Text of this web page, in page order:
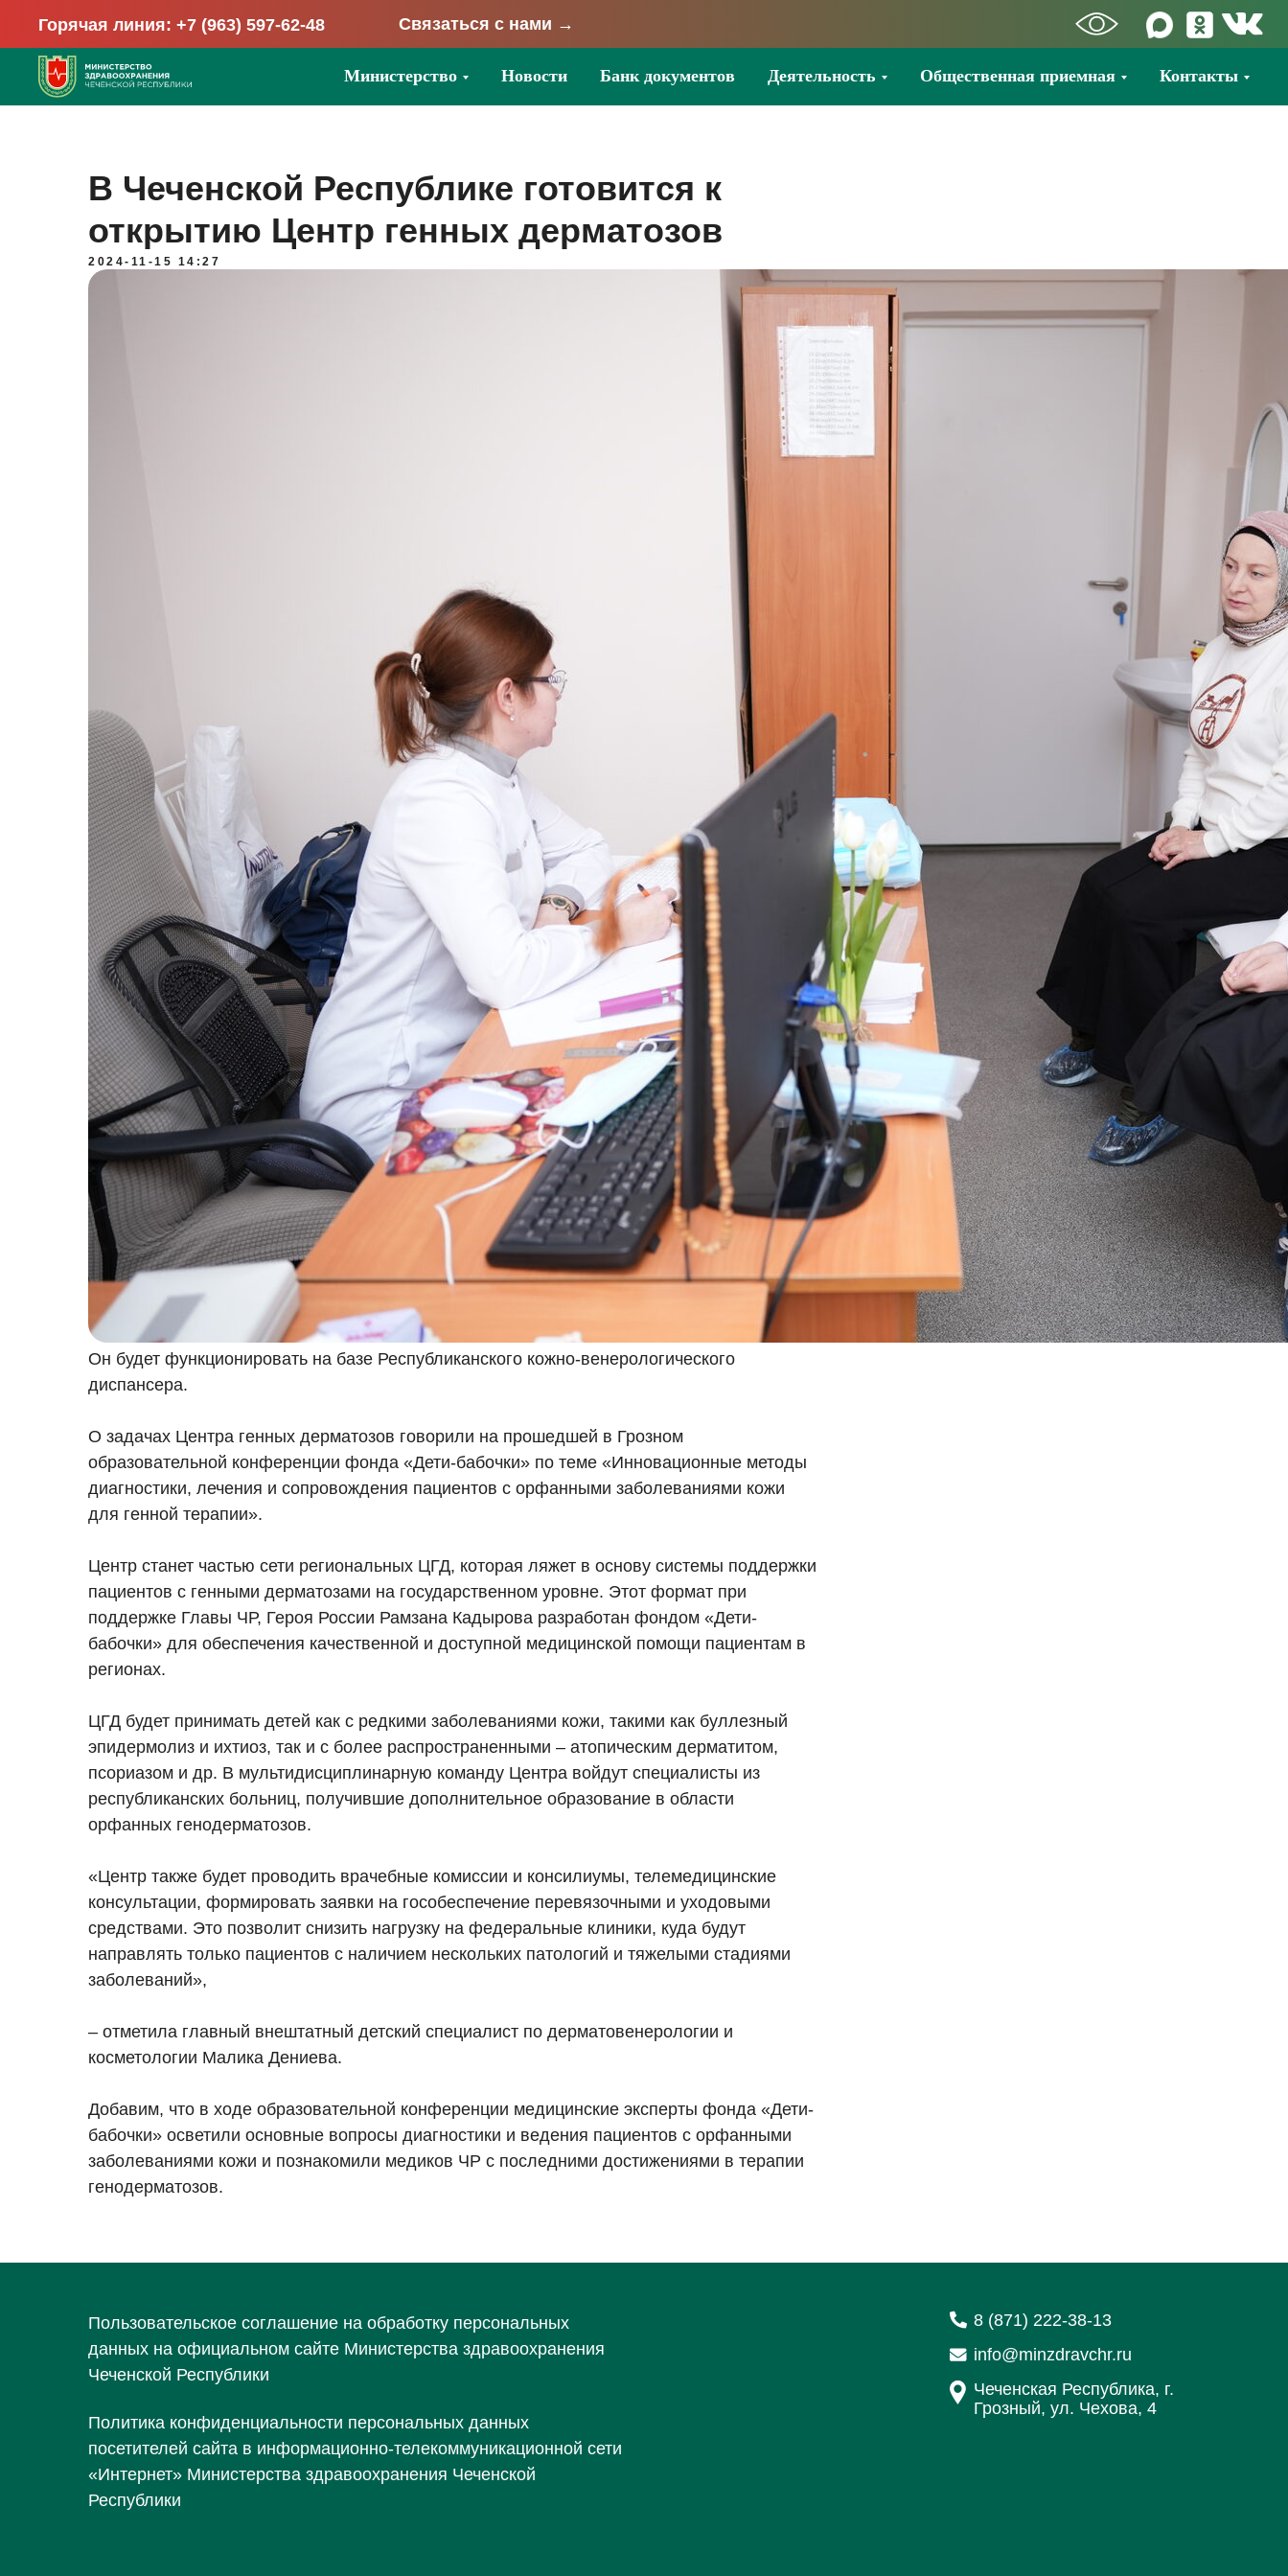
Горячая линия: +7 (963) 597-62-48 Связаться с нами →
Министерство Новости Банк документов Деятельность Общественная приемная Контакты
В Чеченской Республике готовится к
открытию Центр генных дерматозов
2024-11-15 14:27
Он будет функционировать на базе Республиканского кожно-венерологического
диспансера.
О задачах Центра генных дерматозов говорили на прошедшей в Грозном
образовательной конференции фонда «Дети-бабочки» по теме «Инновационные методы
диагностики, лечения и сопровождения пациентов с орфанными заболеваниями кожи
для генной терапии».
Центр станет частью сети региональных ЦГД, которая ляжет в основу системы поддержки
пациентов с генными дерматозами на государственном уровне. Этот формат при
поддержке Главы ЧР, Героя России Рамзана Кадырова разработан фондом «Дети-
бабочки» для обеспечения качественной и доступной медицинской помощи пациентам в
регионах.
ЦГД будет принимать детей как с редкими заболеваниями кожи, такими как буллезный
эпидермолиз и ихтиоз, так и с более распространенными – атопическим дерматитом,
псориазом и др. В мультидисциплинарную команду Центра войдут специалисты из
республиканских больниц, получившие дополнительное образование в области
орфанных генодерматозов.
«Центр также будет проводить врачебные комиссии и консилиумы, телемедицинские
консультации, формировать заявки на гособеспечение перевязочными и уходовыми
средствами. Это позволит снизить нагрузку на федеральные клиники, куда будут
направлять только пациентов с наличием нескольких патологий и тяжелыми стадиями
заболеваний»,
– отметила главный внештатный детский специалист по дерматовенерологии и
косметологии Малика Дениева.
Добавим, что в ходе образовательной конференции медицинские эксперты фонда «Дети-
бабочки» осветили основные вопросы диагностики и ведения пациентов с орфанными
заболеваниями кожи и познакомили медиков ЧР с последними достижениями в терапии
генодерматозов.
Пользовательское соглашение на обработку персональных
данных на официальном сайте Министерства здравоохранения
Чеченской Республики
8 (871) 222-38-13
info@minzdravchr.ru
Чеченская Республика, г.
Грозный, ул. Чехова, 4
Политика конфиденциальности персональных данных
посетителей сайта в информационно-телекоммуникационной сети
«Интернет» Министерства здравоохранения Чеченской
Республики